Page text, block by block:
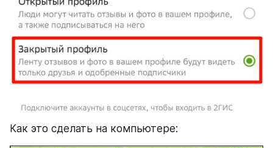
Как это сделать на компьютере: